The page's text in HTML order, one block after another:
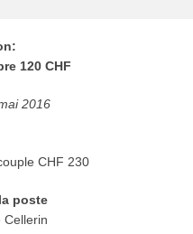
120 CHF
2016
CHF 230
poste
Cellerin